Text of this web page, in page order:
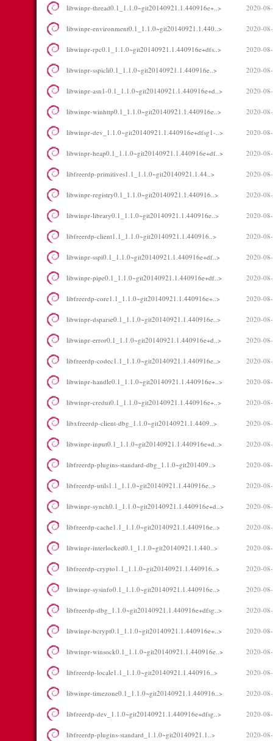
libwinpr-thread0.1_1.1.0~git20140921.1.440916e+..> 2020-
libwinpr-environment0.1_1.1.0~git20140921.1.440..> 2020-
libwinpr-rpc0.1_1.1.0~git20140921.1.440916e+dfs..> 2020-
libwinpr-sspicli0.1_1.1.0~git20140921.1.440916e..> 2020-
libwinpr-asn1-0.1_1.1.0~git20140921.1.440916e+d..> 2020-
libwinpr-winhttp0.1_1.1.0~git20140921.1.440916e..> 2020-
libwinpr-dev_1.1.0~git20140921.1.440916e+dfsg1-..> 2020-
libwinpr-heap0.1_1.1.0~git20140921.1.440916e+df..> 2020-
libfreerdp-primitives1.1_1.1.0~git20140921.1.44..> 2020-
libwinpr-registry0.1_1.1.0~git20140921.1.440916..> 2020-
libwinpr-library0.1_1.1.0~git20140921.1.440916e..> 2020-
libfreerdp-client1.1_1.1.0~git20140921.1.440916..> 2020-
libwinpr-sspi0.1_1.1.0~git20140921.1.440916e+df..> 2020-
libwinpr-pipe0.1_1.1.0~git20140921.1.440916e+df..> 2020-
libfreerdp-core1.1_1.1.0~git20140921.1.440916e+..> 2020-
libwinpr-dsparse0.1_1.1.0~git20140921.1.440916e..> 2020-
libwinpr-error0.1_1.1.0~git20140921.1.440916e+d..> 2020-
libfreerdp-codec1.1_1.1.0~git20140921.1.440916e..> 2020-
libwinpr-handle0.1_1.1.0~git20140921.1.440916e+..> 2020-
libwinpr-credui0.1_1.1.0~git20140921.1.440916e+..> 2020-
libxfreerdp-client-dbg_1.1.0~git20140921.1.4409..> 2020-
libwinpr-input0.1_1.1.0~git20140921.1.440916e+d..> 2020-
libfreerdp-plugins-standard-dbg_1.1.0~git201409..> 2020-
libfreerdp-utils1.1_1.1.0~git20140921.1.440916e..> 2020-
libwinpr-synch0.1_1.1.0~git20140921.1.440916e+d..> 2020-
libfreerdp-cache1.1_1.1.0~git20140921.1.440916e..> 2020-
libwinpr-interlocked0.1_1.1.0~git20140921.1.440..> 2020-
libfreerdp-crypto1.1_1.1.0~git20140921.1.440916..> 2020-
libwinpr-sysinfo0.1_1.1.0~git20140921.1.440916e..> 2020-
libfreerdp-dbg_1.1.0~git20140921.1.440916e+dfsg..> 2020-
libwinpr-bcrypt0.1_1.1.0~git20140921.1.440916e+..> 2020-
libwinpr-winsock0.1_1.1.0~git20140921.1.440916e..> 2020-
libfreerdp-locale1.1_1.1.0~git20140921.1.440916..> 2020-
libwinpr-timezone0.1_1.1.0~git20140921.1.440916..> 2020-
libfreerdp-dev_1.1.0~git20140921.1.440916e+dfsg..> 2020-
libfreerdp-plugins-standard_1.1.0~git20140921.1..> 2020-